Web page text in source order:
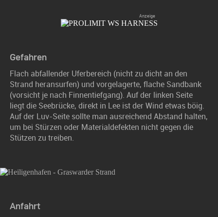
Gefahren
Flach abfallender Uferbereich (nicht zu dicht an den
Strand heransurfen) und vorgelagerte, flache Sandbank
(vorsicht je nach Finnentiefgang). Auf der linken Seite
liegt die Seebrücke, direkt in Lee ist der Wind etwas böig.
Auf der Luv-Seite sollte man ausreichend Abstand halten,
um bei Stürzen oder Materialdefekten nicht gegen die
Stützen zu treiben.
Anfahrt